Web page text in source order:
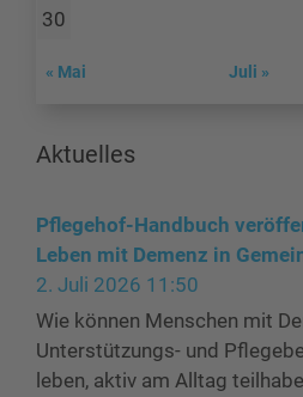
30
« Mai Juli »
Aktuelles
Pflegehof-Handbuch
Leben mit Demenz in
2. Juli 2026 11:50
Wie können Menschen mit
Unterstützungs- und
leben, aktiv am Alltag